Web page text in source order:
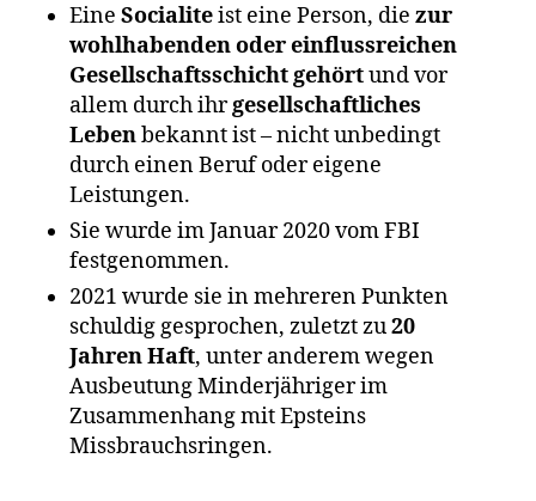
Eine Socialiteist eine Person, die zur
wohlhabenden oder einflussreichen
Gesellschaftsschicht gehörtund vor
allem durch ihrgesellschaftliches
Lebenbekannt ist – nicht unbedingt
durch einen Beruf oder eigene
Leistungen.
Sie wurde im Januar 2020 vom FBI
festgenommen.
2021 wurde sie in mehreren Punkten
schuldig gesprochen, zuletzt zu20
Jahren Haft, unter anderem wegen
Ausbeutung Minderjähriger im
Zusammenhang mit Epsteins
Missbrauchsringen.